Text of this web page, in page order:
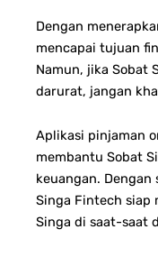
Dengan
mencapai tujuan
Namun, jika Sobat
darurat, jangan
Aplikasi pinjaman
membantu Sobat
keuangan. Dengan
Singa Fintech siap
Singa di saat-saat